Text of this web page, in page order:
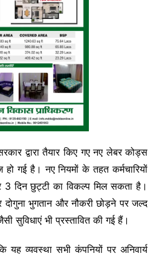
द्वारा तैयार किए गए नए लेबर कोड्स
गई है। नए नियमों के तहत कर्मचारियों
दिन छुट्टी का विकल्प मिल सकता है।
भुगतान और नौकरी छोड़ने पर जल्द
भी प्रस्तावित की गई हैं।
यह व्यवस्था सभी कंपनियों पर अनिवार्य